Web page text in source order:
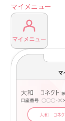
マイメニュー